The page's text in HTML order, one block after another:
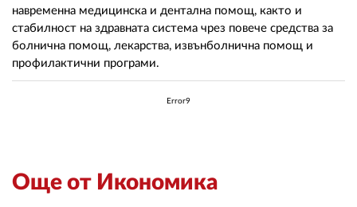
навременна медицинска и дентална помощ, както и
стабилност на здравната система чрез повече средства за
болнична помощ, лекарства, извънболнична помощ и
профилактични програми.
Error9
Още от Икономика